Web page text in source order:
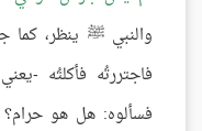
والنبي ﷺ ينظر،
فاجتررتُه فأكلتُه -
فسألوه: هل هو